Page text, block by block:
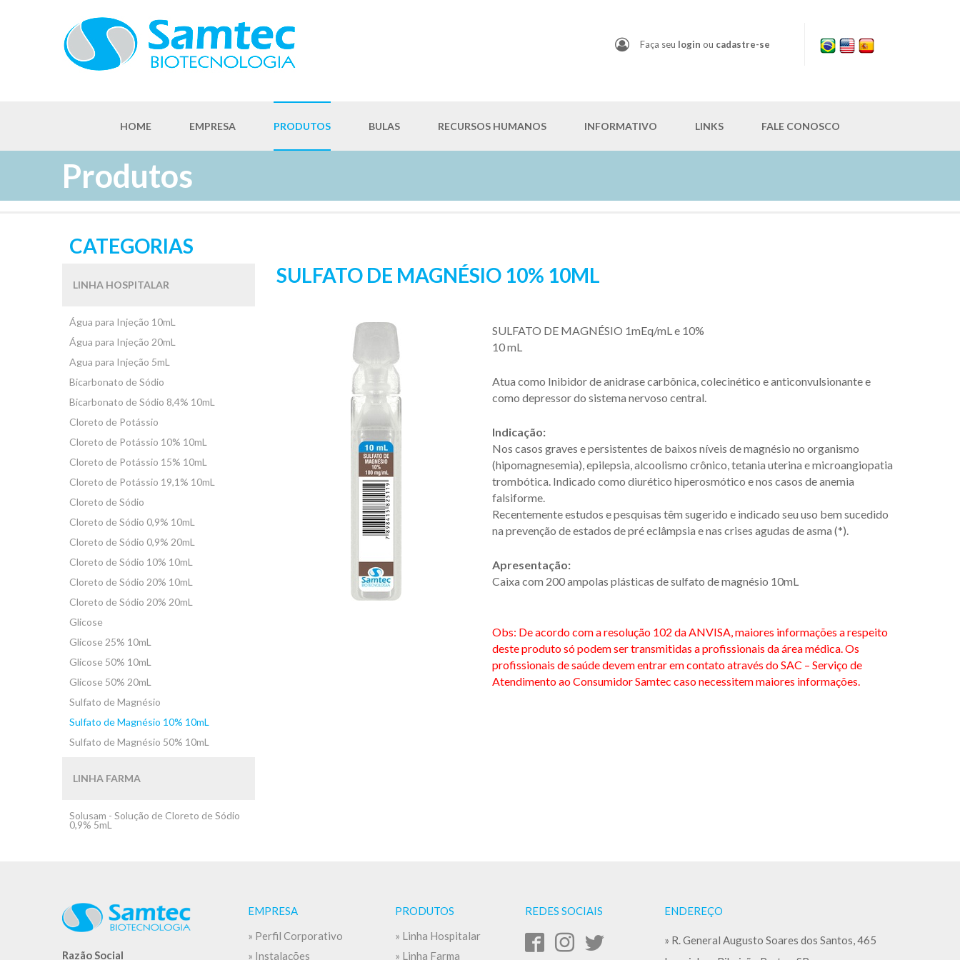
Faça seu login ou cadastre-se
HOME EMPRESA PRODUTOS BULAS RECURSOS HUMANOS INFORMATIVO LINKS FALE CONOSCO
Produtos
CATEGORIAS
LINHA HOSPITALAR
Água para Injeção 10mL
Água para Injeção 20mL
Agua para Injeção 5mL
Bicarbonato de Sódio
Bicarbonato de Sódio 8,4% 10mL
Cloreto de Potássio
Cloreto de Potássio 10% 10mL
Cloreto de Potássio 15% 10mL
Cloreto de Potássio 19,1% 10mL
Cloreto de Sódio
Cloreto de Sódio 0,9% 10mL
Cloreto de Sódio 0,9% 20mL
Cloreto de Sódio 10% 10mL
Cloreto de Sódio 20% 10mL
Cloreto de Sódio 20% 20mL
Glicose
Glicose 25% 10mL
Glicose 50% 10mL
Glicose 50% 20mL
Sulfato de Magnésio
Sulfato de Magnésio 10% 10mL
Sulfato de Magnésio 50% 10mL
LINHA FARMA
Solusam - Solução de Cloreto de Sódio
0,9% 5mL
SULFATO DE MAGNÉSIO 10% 10ML
SULFATO DE MAGNÉSIO 1mEq/mL e 10%
10 mL
Atua como Inibidor de anidrase carbônica, colecinético e anticonvulsionante e
como depressor do sistema nervoso central.
Indicação:
Nos casos graves e persistentes de baixos níveis de magnésio no organismo
(hipomagnesemia), epilepsia, alcoolismo crônico, tetania uterina e microangiopatia
trombótica. Indicado como diurético hiperosmótico e nos casos de anemia
falsiforme.
Recentemente estudos e pesquisas têm sugerido e indicado seu uso bem sucedido
na prevenção de estados de pré eclâmpsia e nas crises agudas de asma (*).
Apresentação:
Caixa com 200 ampolas plásticas de sulfato de magnésio 10mL
Obs: De acordo com a resolução 102 da ANVISA, maiores informações a respeito
deste produto só podem ser transmitidas a profissionais da área médica. Os
profissionais de saúde devem entrar em contato através do SAC – Serviço de
Atendimento ao Consumidor Samtec caso necessitem maiores informações.
Razão Social
EMPRESA
» Perfil Corporativo
» Instalações
PRODUTOS
» Linha Hospitalar
» Linha Farma
REDES SOCIAIS ENDEREÇO
» R. General Augusto Soares dos Santos, 465